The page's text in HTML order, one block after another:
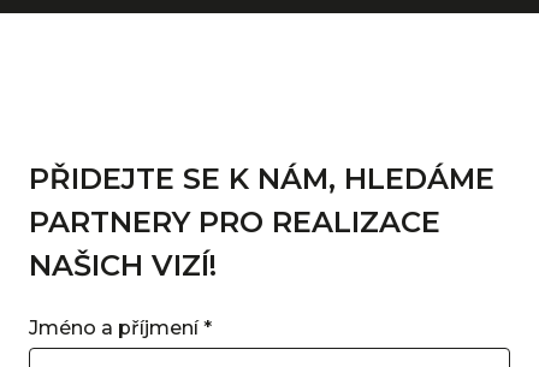
PŘIDEJTE SE K NÁM, HLEDÁME
PARTNERY PRO REALIZACE
NAŠICH VIZÍ!
Jméno a příjmení*